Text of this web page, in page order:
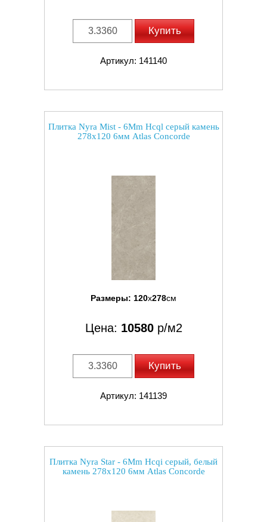
Купить
Артикул: 141140
Плитка Nyra Mist - 6Mm Hcql серый камень
278x120 6мм Atlas Concorde
Размеры: 120x278см
Цена: 10580р/м2
Купить
Артикул: 141139
Плитка Nyra Star - 6Mm Hcqi серый, белый
камень 278x120 6мм Atlas Concorde